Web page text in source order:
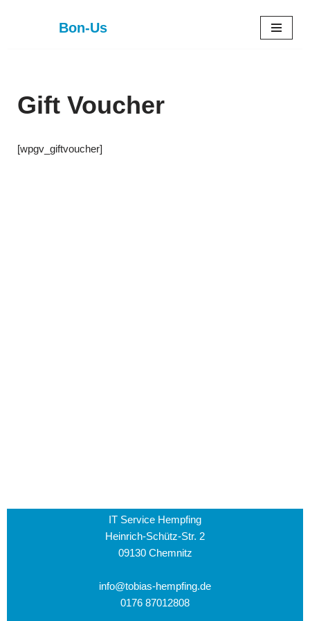
Bon-Us
Gift Voucher
[wpgv_giftvoucher]
IT Service Hempfing
Heinrich-Schütz-Str. 2
09130 Chemnitz
info@tobias-hempfing.de
0176 87012808